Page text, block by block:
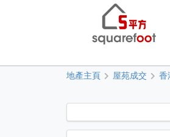
地產主頁 屋苑成交 香